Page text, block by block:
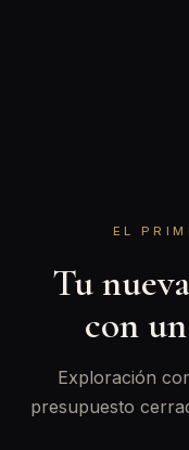
EL
Tu
con
Exploración
presupuesto